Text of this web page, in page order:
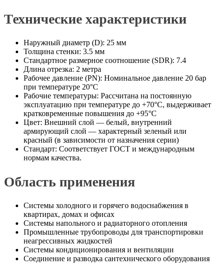
Технические характеристики
Наружный диаметр (D): 25 мм
Толщина стенки: 3.5 мм
Стандартное размерное соотношение (SDR): 7.4
Длина отрезка: 2 метра
Рабочее давление (PN): Номинальное давление 20 бар
при температуре 20°C
Рабочие температуры: Рассчитана на постоянную
эксплуатацию при температуре до +70°C, выдерживает
кратковременные повышения до +95°C
Цвет: Внешний слой — белый, внутренний
армирующий слой — характерный зеленый или
красный (в зависимости от назначения серии)
Стандарт: Соответствует ГОСТ и международным
нормам качества.
Область применения
Системы холодного и горячего водоснабжения в
квартирах, домах и офисах
Системы напольного и радиаторного отопления
Промышленные трубопроводы для транспортировки
неагрессивных жидкостей
Системы кондиционирования и вентиляции
Соединение и разводка сантехнического оборудования